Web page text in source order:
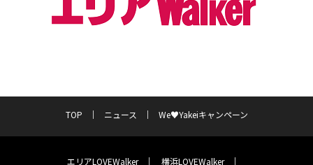
TOP ニュース We♥Yakeiキャンペーン
エリアLOVEWalker 横浜LOVEWalker